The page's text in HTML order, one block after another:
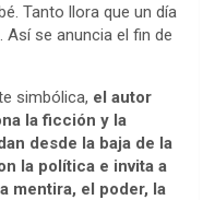
Tanto llora que un día
Así se anuncia el fin de
simbólica, el autor
la ficción y la
desde la baja de la
la política e invita a
mentira, el poder, la